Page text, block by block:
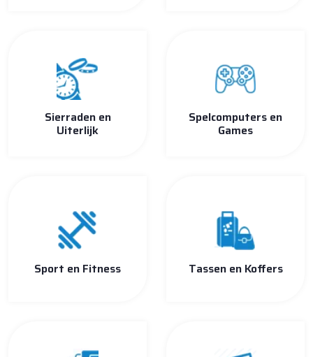
Sierraden en
Uiterlijk
Spelcomputers en
Games
Sport en Fitness Tassen en Koffers